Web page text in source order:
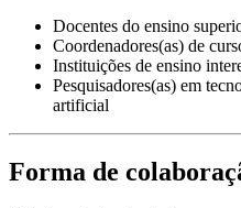
Docentes do ensino
Coordenadores(as) de
Instituições de ensino
Pesquisadores(as) em
artificial
Forma de